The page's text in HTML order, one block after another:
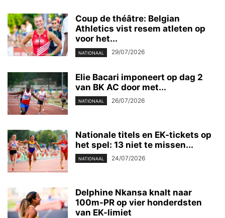
Coup de théâtre: Belgian
Athletics vist resem atleten op
voor het...
NATIONAAL 29/07/2026
Elie Bacari imponeert op dag 2
van BK AC door met...
NATIONAAL 26/07/2026
Nationale titels en EK-tickets op
het spel: 13 niet te missen...
NATIONAAL 24/07/2026
Delphine Nkansa knalt naar
100m-PR op vier honderdsten
van EK-limiet